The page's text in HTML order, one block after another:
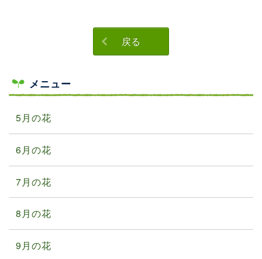
戻る
メニュー
5月の花
6月の花
7月の花
8月の花
9月の花